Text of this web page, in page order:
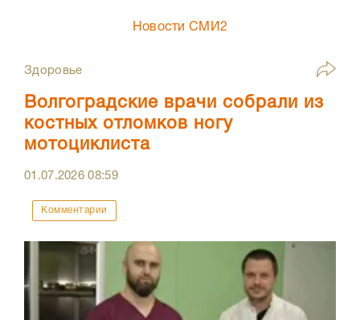
Новости СМИ2
Здоровье
Волгоградские врачи собрали из
костных отломков ногу
мотоциклиста
01.07.202608:59
Комментарии